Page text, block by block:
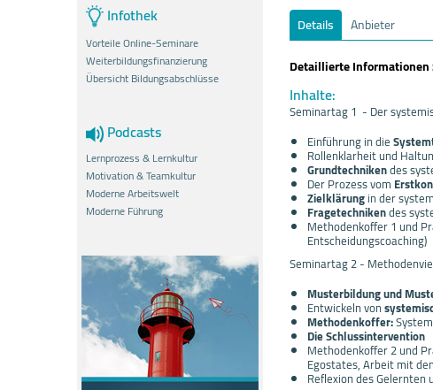
Infothek
Vorteile Online-Seminare
Weiterbildungsfinanzierung
Übersicht Bildungsabschlüsse
Podcasts
Lernprozess & Lernkultur
Motivation & Teamkultur
Moderne Arbeitswelt
Moderne Führung
Details
Anbieter
Detaillierte Informationen
Inhalte:
Seminartag 1 - Der
Einführung in die
Rollenklarheit und
Grundtechnikendes
Der Prozess vom
Zielklärungin der
Fragetechnikendes
Methodenkoffer 1 und
Entscheidungscoaching)
Seminartag 2 -
Musterbildung und
Entwickeln von
Methodenkoffer:
Die Schlussintervention
Methodenkoffer 2 und
Egostates, Arbeit mit
Reflexion des